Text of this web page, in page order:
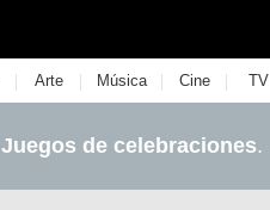
| Arte | Música | Cine | TV
Juegos de celebraciones.